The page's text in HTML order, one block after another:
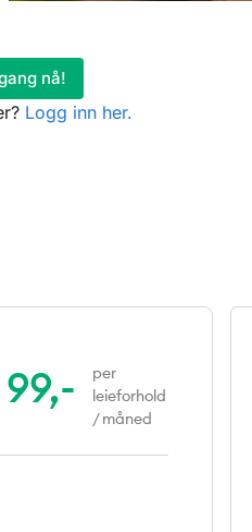
nå!
Logg inn her.
99,-
per
leieforhold
/ måned